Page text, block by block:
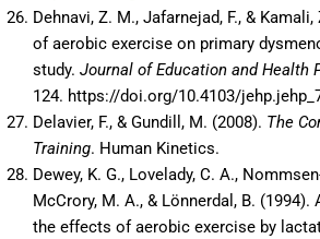
Dehnavi, Z. M., Jafarnejad, F., &
of aerobic exercise on primary
study. Journal of Education and Health
124. https://doi.org/10.4103/
Delavier, F., & Gundill, M. (2008). The
Training. Human Kinetics.
Dewey, K. G., Lovelady, C. A.,
McCrory, M. A., & Lönnerdal, B.
the effects of aerobic exercise by